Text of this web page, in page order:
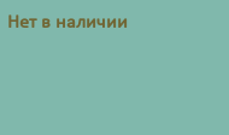
Нет в наличии